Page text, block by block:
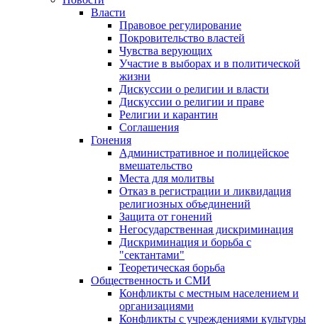
Власти
Правовое регулирование
Покровительство властей
Чувства верующих
Участие в выборах и в политической
жизни
Дискуссии о религии и власти
Дискуссии о религии и праве
Религии и карантин
Соглашения
Гонения
Административное и полицейское
вмешательство
Места для молитвы
Отказ в регистрации и ликвидация
религиозных объединений
Защита от гонений
Негосударственная дискриминация
Дискриминация и борьба с
"сектантами"
Теоретическая борьба
Общественность и СМИ
Конфликты с местным населением и
организациями
Конфликты с учреждениями культуры